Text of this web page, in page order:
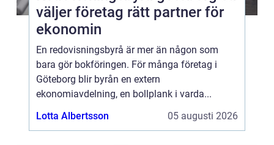
väljer företag rätt partner för
ekonomin
En redovisningsbyrå är mer än någon som
bara gör bokföringen. För många företag i
Göteborg blir byrån en extern
ekonomiavdelning, en bollplank i varda...
Lotta Albertsson
05 augusti 2026